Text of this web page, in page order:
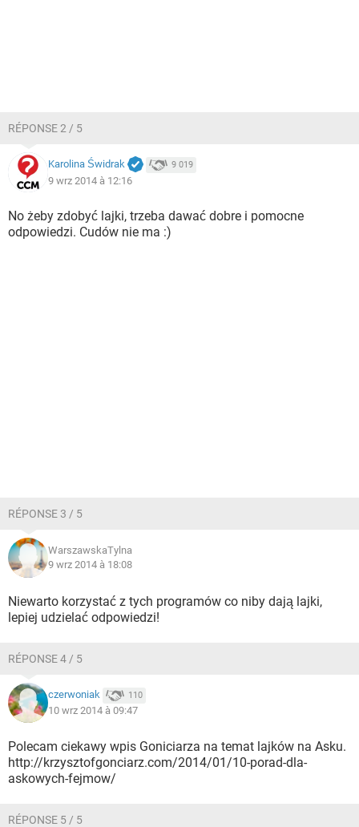
RÉPONSE 2 / 5
Karolina Świdrak 9 019
9 wrz 2014 à 12:16
No żeby zdobyć lajki, trzeba dawać dobre i pomocne
odpowiedzi. Cudów nie ma :)
RÉPONSE 3 / 5
WarszawskaTylna
9 wrz 2014 à 18:08
Niewarto korzystać z tych programów co niby dają lajki,
lepiej udzielać odpowiedzi!
RÉPONSE 4 / 5
czerwoniak 110
10 wrz 2014 à 09:47
Polecam ciekawy wpis Goniciarza na temat lajków na Asku.
http://krzysztofgonciarz.com/2014/01/10-porad-dla-
askowych-fejmow/
RÉPONSE 5 / 5